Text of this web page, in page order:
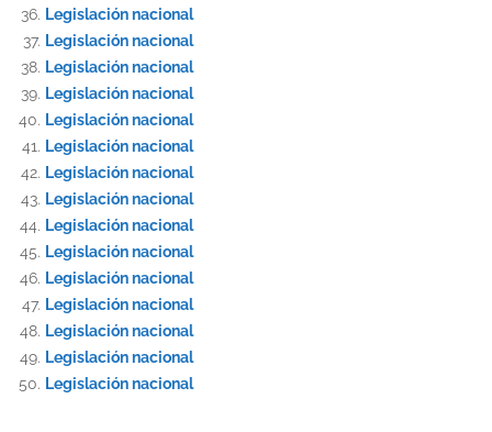
Legislación nacional
Legislación nacional
Legislación nacional
Legislación nacional
Legislación nacional
Legislación nacional
Legislación nacional
Legislación nacional
Legislación nacional
Legislación nacional
Legislación nacional
Legislación nacional
Legislación nacional
Legislación nacional
Legislación nacional